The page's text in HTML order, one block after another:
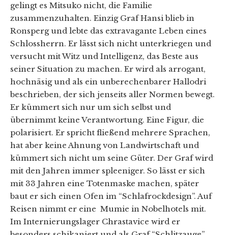
gelingt es Mitsuko nicht, die Familie
zusammenzuhalten. Einzig Graf Hansi blieb in
Ronsperg und lebte das extravagante Leben eines
Schlossherrn. Er lässt sich nicht unterkriegen und
versucht mit Witz und Intelligenz, das Beste aus
seiner Situation zu machen. Er wird als arrogant,
hochnäsig und als ein unberechenbarer Hallodri
beschrieben, der sich jenseits aller Normen bewegt.
Er kümmert sich nur um sich selbst und
übernimmt keine Verantwortung. Eine Figur, die
polarisiert. Er spricht fließend mehrere Sprachen,
hat aber keine Ahnung von Landwirtschaft und
kümmert sich nicht um seine Güter. Der Graf wird
mit den Jahren immer spleeniger. So lässt er sich
mit 33 Jahren eine Totenmaske machen, später
baut er sich einen Ofen im “Schlafrockdesign”. Auf
Reisen nimmt er eine Mumie in Nobelhotels mit.
Im Internierungslager Chrastavice wird er